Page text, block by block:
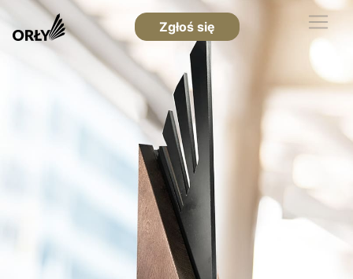
Zgłoś się